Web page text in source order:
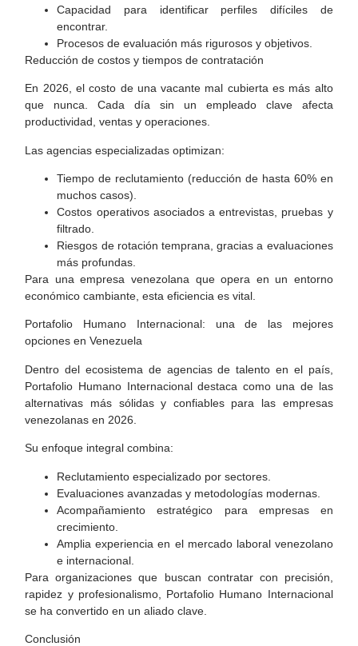
Capacidad para identificar perfiles difíciles de
encontrar.
Procesos de evaluación más rigurosos y objetivos.
Reducción de costos y tiempos de contratación
En 2026, el costo de una vacante mal cubierta es más alto
que nunca. Cada día sin un empleado clave afecta
productividad, ventas y operaciones.
Las agencias especializadas optimizan:
Tiempo de reclutamiento (reducción de hasta 60% en
muchos casos).
Costos operativos asociados a entrevistas, pruebas y
filtrado.
Riesgos de rotación temprana, gracias a evaluaciones
más profundas.
Para una empresa venezolana que opera en un entorno
económico cambiante, esta eficiencia es vital.
Portafolio Humano Internacional: una de las mejores
opciones en Venezuela
Dentro del ecosistema de agencias de talento en el país,
Portafolio Humano Internacional destaca como una de las
alternativas más sólidas y confiables para las empresas
venezolanas en 2026.
Su enfoque integral combina:
Reclutamiento especializado por sectores.
Evaluaciones avanzadas y metodologías modernas.
Acompañamiento estratégico para empresas en
crecimiento.
Amplia experiencia en el mercado laboral venezolano
e internacional.
Para organizaciones que buscan contratar con precisión,
rapidez y profesionalismo, Portafolio Humano Internacional
se ha convertido en un aliado clave.
Conclusión